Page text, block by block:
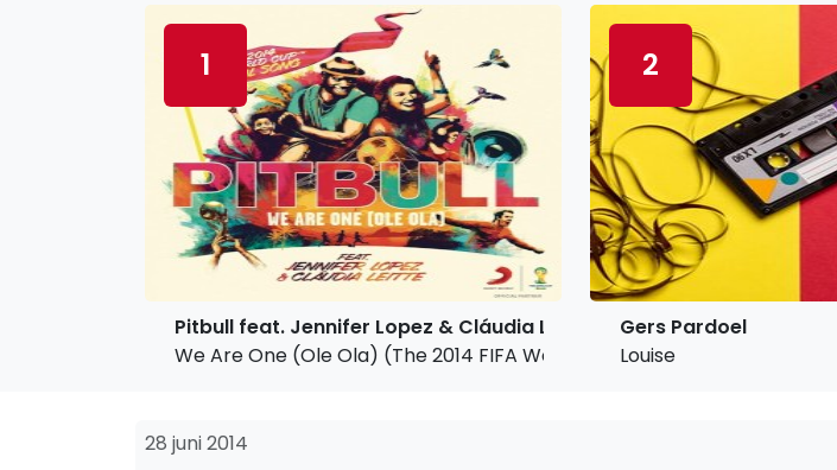
1
Pitbull feat. Jennifer Lopez & Cláudia Leitte
We Are One (Ole Ola) (The 2014 FIFA World Cup Official Song)
2
Gers Pardoel
Louise
28 juni 2014